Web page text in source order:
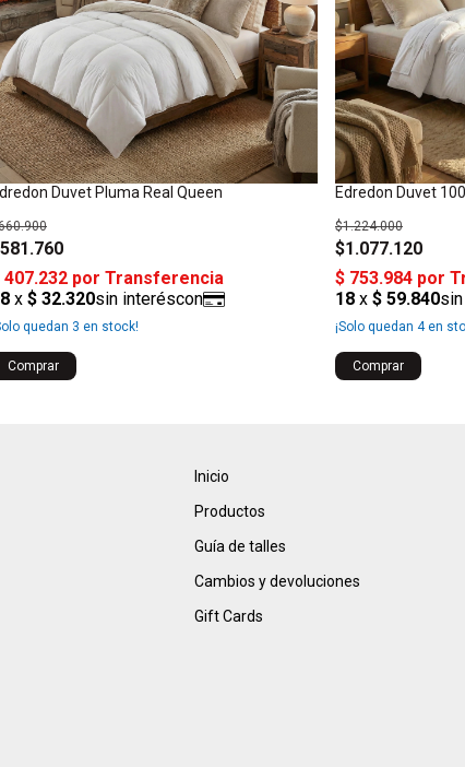
Duvet Pluma Real Queen
quedan 3 en stock!
Comprar
Edredon Duvet
$1.077.120
$1.224.000
¡Solo quedan 4en
Comprar
Inicio
Productos
Guía de talles
Cambios y devoluciones
Gift Cards